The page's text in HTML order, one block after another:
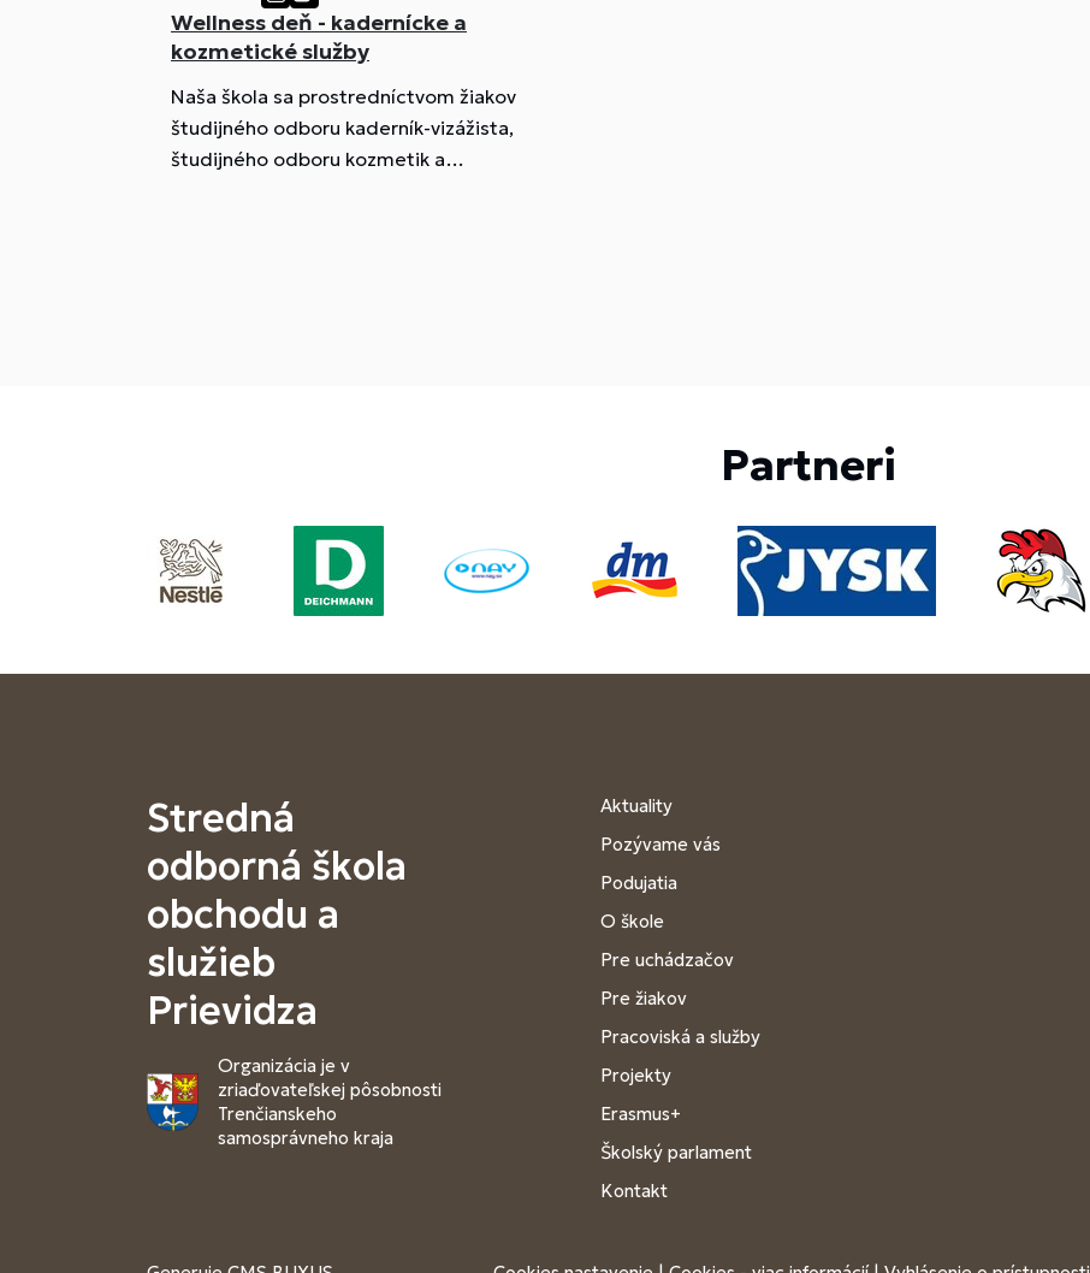
Wellness deň - kadernícke a
kozmetické služby
Naša škola sa prostredníctvom žiakov
študijného odboru kaderník-vizážista,
študijného odboru kozmetik a
Partneri
Stredná
odborná škola
obchodu a
služieb
Prievidza
Organizácia je v
zriaďovateľskej pôsobnosti
Trenčianskeho
samosprávneho kraja
Aktuality
Pozývame vás
Podujatia
O škole
Pre uchádzačov
Pre žiakov
Pracoviská a služby
Projekty
Erasmus+
Školský parlament
Kontakt